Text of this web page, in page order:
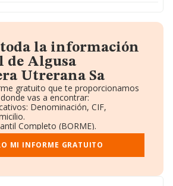
toda la información
de Algusa
Utrerana Sa
gratuito que te proporcionamos
vas a encontrar:
Denominación, CIF,
Completo (BORME).
Ventas y Empleados.
y Administradores.
MI INFORME GRATUITO